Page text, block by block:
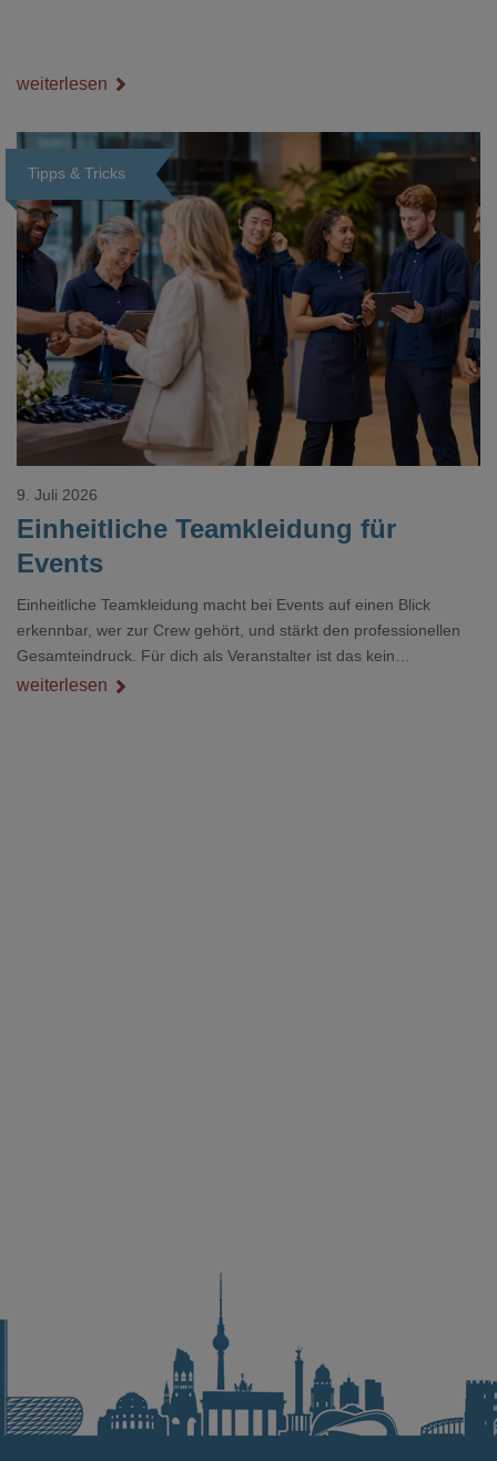
weiterlesen
Tipps & Tricks
Loading...
Einheitliche Teamkleidung für
Events
9. Juli 2026
Einheitliche Teamkleidung macht bei Events auf einen Blick
erkennbar, wer zur Crew gehört, und stärkt den professionellen
Gesamteindruck. Für dich als Veranstalter ist das kein
Nebenthema: Bei Textilien mit Stickerei oder mehreren
weiterlesen